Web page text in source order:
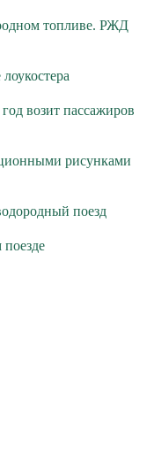
топливе. РЖД
возит пассажиров
рисунками
поезд